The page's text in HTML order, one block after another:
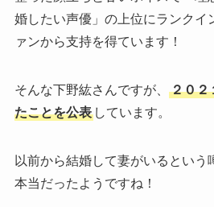
婚したい声優」の上位にランクイ
ァンから支持を得ています！
そんな下野紘さんですが、
２０２
たことを公表しています。
以前から結婚して妻がいるという
本当だったようですね！